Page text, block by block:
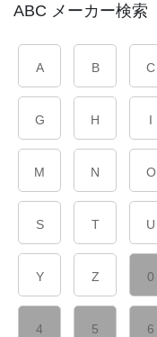
ABC メーカー検索
A B C
G H I
M N O
S T U
Y Z 0
4 5 6